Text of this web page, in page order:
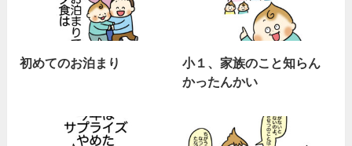
初めてのお泊まり
小１、家族のこと知らん
かったんかい